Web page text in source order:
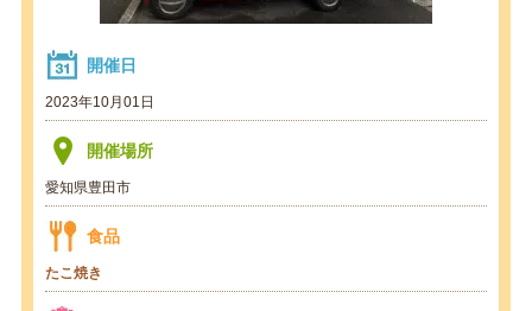
開催日
2023年10月01日
開催場所
愛知県豊田市
食品
たこ焼き